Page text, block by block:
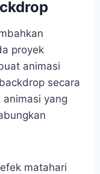
proyek
animasi
secara
yang
matahari